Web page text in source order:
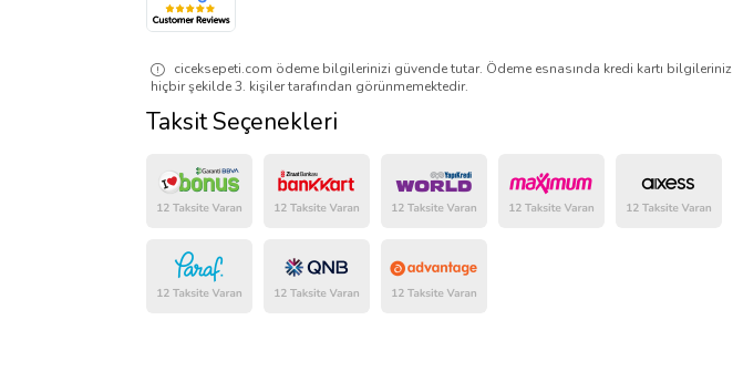
ciceksepeti.com ödeme bilgilerinizi güvende tutar. Ödeme esnasında kredi kartı bilgileriniz
hiçbir şekilde 3. kişiler tarafından görünmemektedir.
Taksit Seçenekleri